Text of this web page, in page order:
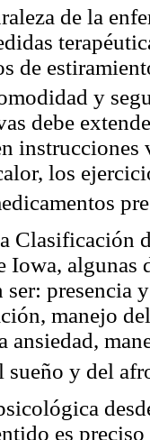
de la
de
y
debe
los
Clasificación
algunas
presencia
manejo
ansiedad,
sueño y del
es